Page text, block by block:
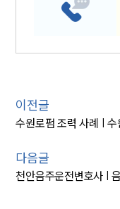
이전글
다음글